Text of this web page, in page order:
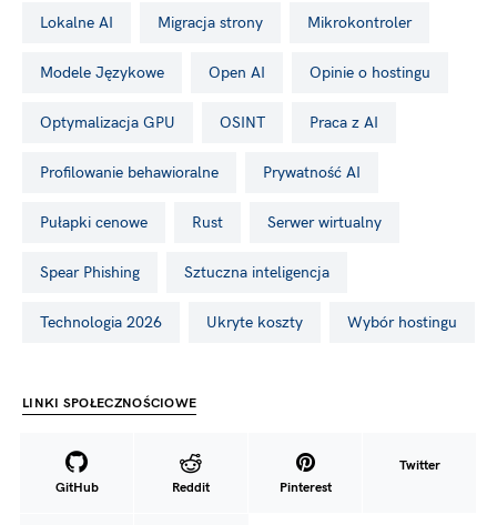
Lokalne AI migracja strony Mikrokontroler
Modele Językowe Open AI opinie o hostingu
Optymalizacja GPU OSINT Praca z AI
profilowanie behawioralne Prywatność AI
pułapki cenowe Rust serwer wirtualny
Spear Phishing Sztuczna inteligencja
Technologia 2026 ukryte koszty wybór hostingu
LINKI SPOŁECZNOŚCIOWE
GitHub Reddit Pinterest
Twitter